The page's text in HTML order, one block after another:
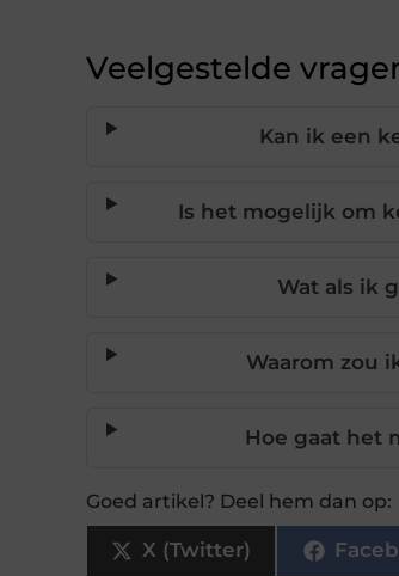
Veelgestelde
Kan ik een
Is het mogelijk om
Wat als ik
Waarom zou
Hoe gaat het
Goed artikel? Deel hem dan op:
X (Twitter)